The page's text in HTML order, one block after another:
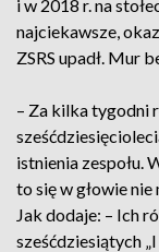
i w 2018 r. na
najciekawsze,
ZSRS upadł. Mur
– Za kilka tygodni
istnienia zespołu.
to się w głowie
Jak dodaje: – Ich
sześćdziesiątych